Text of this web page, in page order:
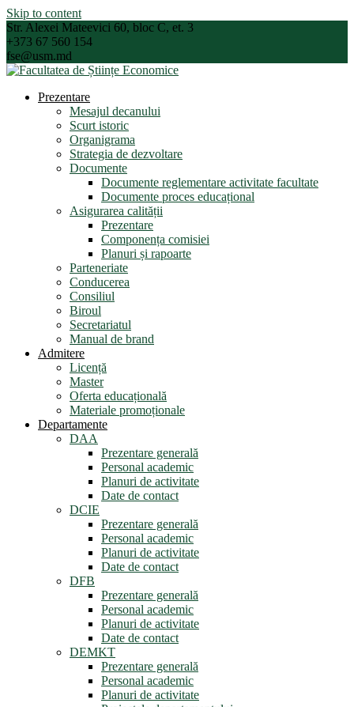
Skip to content
Str. Alexei Mateevici 60, bloc C, et. 3
+373 67 560 154
fse@usm.md
Prezentare
Mesajul decanului
Scurt istoric
Organigrama
Strategia de dezvoltare
Documente
Documente reglementare activitate facultate
Documente proces educațional
Asigurarea calității
Prezentare
Componența comisiei
Planuri și rapoarte
Parteneriate
Conducerea
Consiliul
Biroul
Secretariatul
Manual de brand
Admitere
Licență
Master
Oferta educațională
Materiale promoționale
Departamente
DAA
Prezentare generală
Personal academic
Planuri de activitate
Date de contact
DCIE
Prezentare generală
Personal academic
Planuri de activitate
Date de contact
DFB
Prezentare generală
Personal academic
Planuri de activitate
Date de contact
DEMKT
Prezentare generală
Personal academic
Planuri de activitate